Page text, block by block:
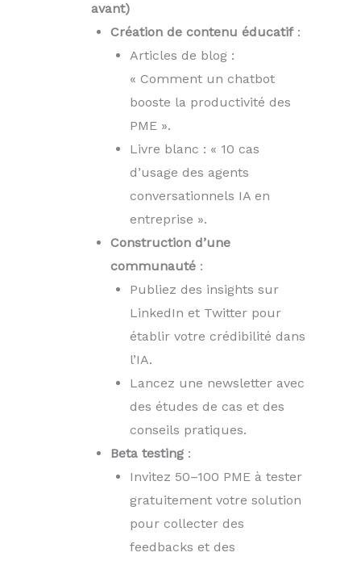
avant)
Création de contenu éducatif:
Articles de blog :
« Comment un chatbot
booste la productivité des
PME ».
Livre blanc : « 10 cas
d’usage des agents
conversationnels IA en
entreprise ».
Construction d’une
communauté :
Publiez des insights sur
LinkedIn et Twitter pour
établir votre crédibilité dans
l’IA.
Lancez une newsletter avec
des études de cas et des
conseils pratiques.
Beta testing :
Invitez 50–100 PME à tester
gratuitement votre solution
pour collecter des
feedbacks et des